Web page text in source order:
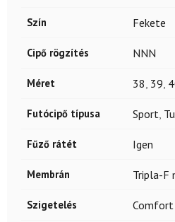
Szín Fekete
Cipő rögzítés NNN
Méret 38 39
Futócipő típusa Sport
Fűző rátét Igen
Membrán Tripla-F
Szigetelés Comfort